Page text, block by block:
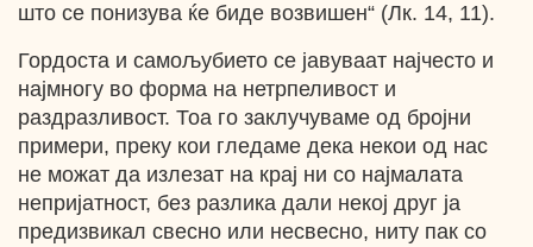
што се понизува ќе биде возвишен“ (Лк. 14, 11).
Гордоста и самољубието се јавуваат најчесто и
најмногу во форма на нетрпеливост и
раздразливост. Тоа го заклучуваме од бројни
примери, преку кои гледаме дека некои од нас
не можат да излезат на крај ни со најмалата
непријатност, без разлика дали некој друг ја
предизвикал свесно или несвесно, ниту пак со